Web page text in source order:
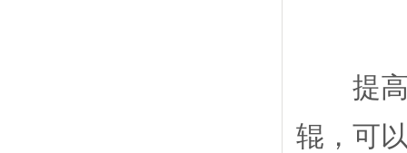
提高
辊，可